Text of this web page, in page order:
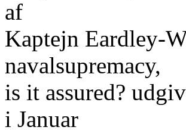
af
Kaptejn Eardley-
navalsupremacy,
is it assured?
i Januar